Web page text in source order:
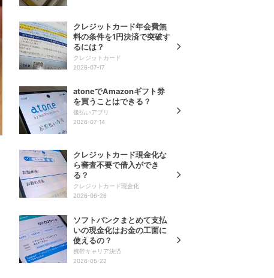
クレジットカード年会費無
料の条件を1円決済で突破す
るには？
クレジットカード
2026-07-17
atoneでAmazonギフト券
を買うことはできる？
後払いアプリ
2026-07-14
クレジットカード現金化な
ら審査不要で借入ができ
る？
クレジットカード現金化
2026-06-26
ソフトバンクまとめて支払
いの現金化はお金の工面に
使えるの？
携帯キャリア決済
2026-05-22